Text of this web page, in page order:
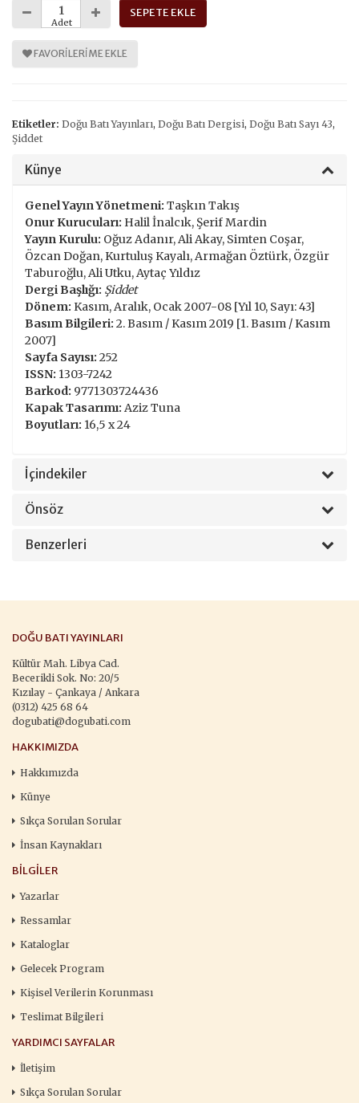
Adet
SEPETE EKLE
FAVORILERIME EKLE
Etiketler: Doğu Batı Yayınları, Doğu Batı Dergisi, Doğu Batı Sayı 43,
Şiddet
Künye
Genel Yayın Yönetmeni: Taşkın Takış
Onur Kurucuları: Halil İnalcık, Şerif Mardin
Yayın Kurulu: Oğuz Adanır, Ali Akay, Simten Coşar,
Özcan Doğan, Kurtuluş Kayalı, Armağan Öztürk, Özgür
Taburoğlu, Ali Utku, Aytaç Yıldız
Dergi Başlığı: Şiddet
Dönem: Kasım, Aralık, Ocak 2007-08 [Yıl 10, Sayı: 43]
Basım Bilgileri: 2. Basım / Kasım 2019 [1. Basım / Kasım
2007]
Sayfa Sayısı: 252
ISSN: 1303-7242
Barkod: 9771303724436
Kapak Tasarımı: Aziz Tuna
Boyutları: 16,5 x 24
İçindekiler
Önsöz
Benzerleri
DOĞU BATI YAYINLARI
Kültür Mah. Libya Cad.
Becerikli Sok. No: 20/5
Kızılay - Çankaya / Ankara
(0312) 425 68 64
dogubati@dogubati.com
HAKKIMIZDA
Hakkımızda
Künye
Sıkça Sorulan Sorular
İnsan Kaynakları
BILGILER
Yazarlar
Ressamlar
Kataloglar
Gelecek Program
Kişisel Verilerin Korunması
Teslimat Bilgileri
YARDIMCI SAYFALAR
İletişim
Sıkça Sorulan Sorular